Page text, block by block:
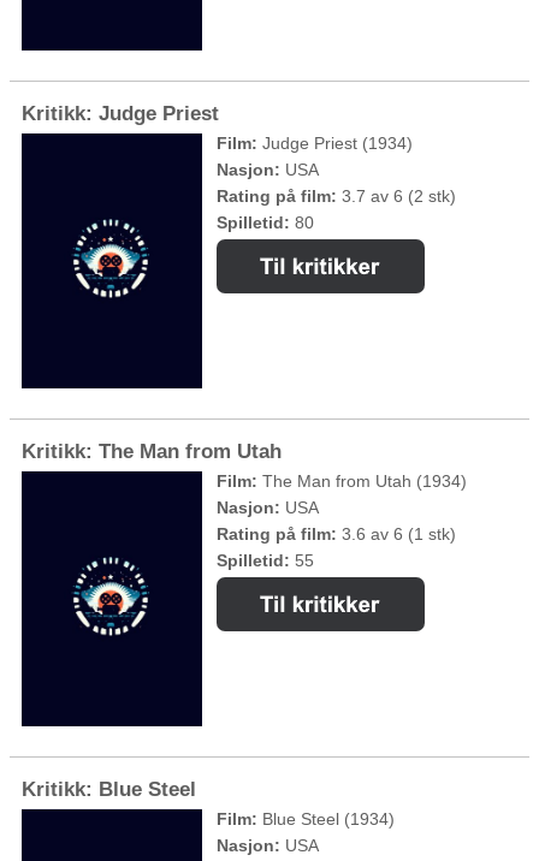
Kritikk: Judge Priest
Film: Judge Priest (1934)
Nasjon: USA
Rating på film: 3.7 av 6 (2 stk)
Spilletid: 80
Kritikk: The Man from Utah
Film: The Man from Utah (1934)
Nasjon: USA
Rating på film: 3.6 av 6 (1 stk)
Spilletid: 55
Kritikk: Blue Steel
Film: Blue Steel (1934)
Nasjon: USA